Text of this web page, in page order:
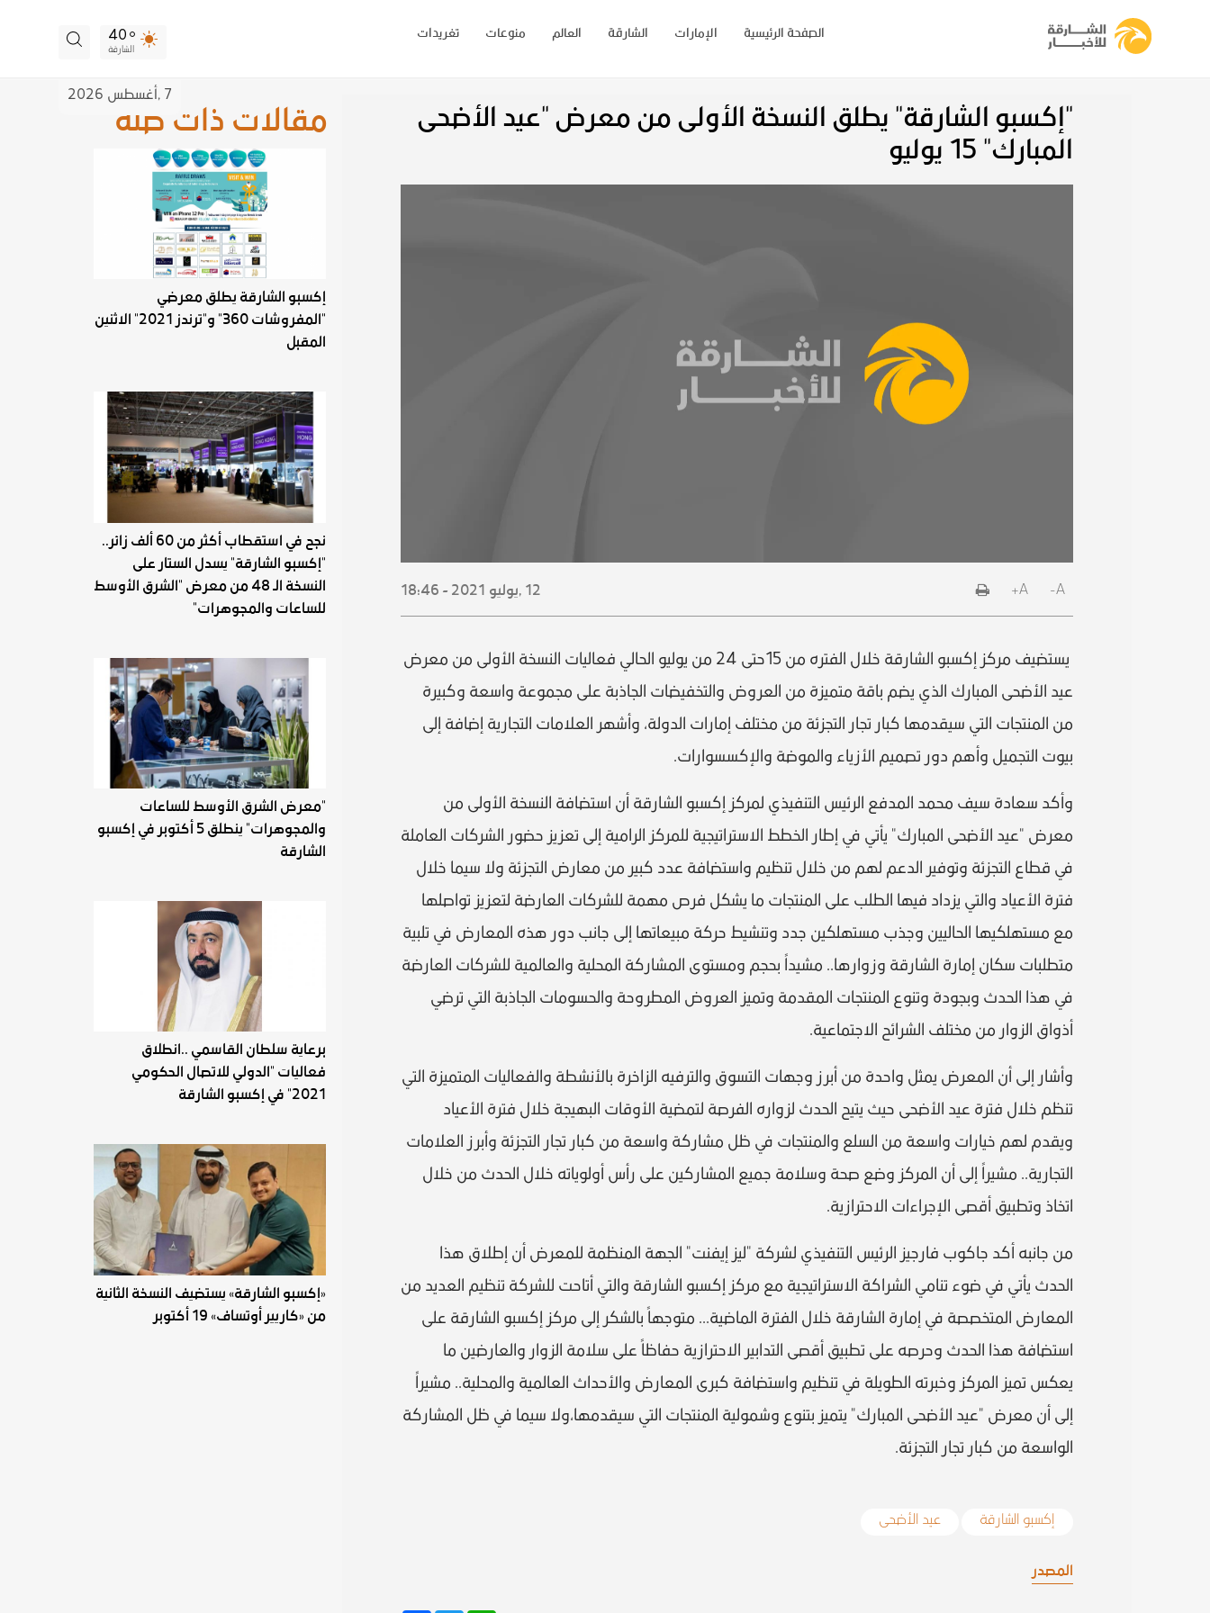
40
الشارقة
تغريدات منوعات العالم الشارقة الإمارات الصفحة الرئيسية
7 , أغسطس 2026
مقالات ذات صلة
إكسبو الشارقة يطلق معرضي
"المفروشات 360" و"ترندز 2021" الاثنين
المقبل
نجح في استقطاب أكثر من 60 ألف زائر..
"إكسبو الشارقة" يسدل الستار على
النسخة الـ 48 من معرض "الشرق الأوسط
للساعات والمجوهرات"
"معرض الشرق الأوسط للساعات
والمجوهرات" ينطلق 5 أكتوبر في إكسبو
الشارقة
برعاية سلطان القاسمي ..انطلاق
فعاليات "الدولي للاتصال الحكومي
2021" في إكسبو الشارقة
«إكسبو الشارقة» يستضيف النسخة الثانية
من «كاريير أوتساف» 19 أكتوبر
"إكسبو الشارقة" يطلق النسخة الأولى من معرض "عيد الأضحى
المبارك" 15 يوليو
A-
A+
12 , يوليو 2021 - 18:46
يستضيف مركز إكسبو الشارقة خلال الفتره من 15حتى 24 من يوليو الحالي فعاليات النسخة الأولى من معرض
عيد الأضحى المبارك الذي يضم باقة متميزة من العروض والتخفيضات الجاذبة على مجموعة واسعة وكبيرة
من المنتجات التي سيقدمها كبار تجار التجزئة من مختلف إمارات الدولة، وأشهر العلامات التجارية إضافة إلى
بيوت التجميل وأهم دور تصميم الأزياء والموضة والإكسسوارات.
وأكد سعادة سيف محمد المدفع الرئيس التنفيذي لمركز إكسبو الشارقة أن استضافة النسخة الأولى من
معرض "عيد الأضحى المبارك" يأتي في إطار الخطط الاستراتيجية للمركز الرامية إلى تعزيز حضور الشركات العاملة
في قطاع التجزئة وتوفير الدعم لهم من خلال تنظيم واستضافة عدد كبير من معارض التجزئة ولا سيما خلال
فترة الأعياد والتي يزداد فيها الطلب على المنتجات ما يشكل فرص مهمة للشركات العارضة لتعزيز تواصلها
مع مستهلكيها الحاليين وجذب مستهلكين جدد وتنشيط حركة مبيعاتها إلى جانب دور هذه المعارض في تلبية
متطلبات سكان إمارة الشارقة وزوارها.. مشيداً بحجم ومستوى المشاركة المحلية والعالمية للشركات العارضة
في هذا الحدث وبجودة وتنوع المنتجات المقدمة وتميز العروض المطروحة والحسومات الجاذبة التي ترضي
أذواق الزوار من مختلف الشرائح الاجتماعية.
وأشار إلى أن المعرض يمثل واحدة من أبرز وجهات التسوق والترفيه الزاخرة بالأنشطة والفعاليات المتميزة التي
تنظم خلال فترة عيد الأضحى حيث يتيح الحدث لزواره الفرصة لتمضية الأوقات البهيجة خلال فترة الأعياد
ويقدم لهم خيارات واسعة من السلع والمنتجات في ظل مشاركة واسعة من كبار تجار التجزئة وأبرز العلامات
التجارية.. مشيراً إلى أن المركز وضع صحة وسلامة جميع المشاركين على رأس أولوياته خلال الحدث من خلال
اتخاذ وتطبيق أقصى الإجراءات الاحترازية.
من جانبه أكد جاكوب فارجيز الرئيس التنفيذي لشركة "ليز إيفنت" الجهة المنظمة للمعرض أن إطلاق هذا
الحدث يأتي في ضوء تنامي الشراكة الاستراتيجية مع مركز إكسبو الشارقة والتي أتاحت للشركة تنظيم العديد من
المعارض المتخصصة في إمارة الشارقة خلال الفترة الماضية... متوجهاً بالشكر إلى مركز إكسبو الشارقة على
استضافة هذا الحدث وحرصه على تطبيق أقصى التدابير الاحترازية حفاظاً على سلامة الزوار والعارضين ما
يعكس تميز المركز وخبرته الطويلة في تنظيم واستضافة كبرى المعارض والأحداث العالمية والمحلية.. مشيراً
إلى أن معرض "عيد الأضحى المبارك" يتميز بتنوع وشمولية المنتجات التي سيقدمها،ولا سيما في ظل المشاركة
الواسعة من كبار تجار التجزئة.
إكسبو الشارقة عيد الأضحى
المصدر